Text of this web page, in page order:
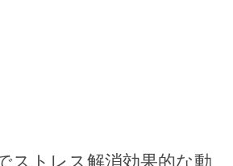
ストレス解消効果的な動